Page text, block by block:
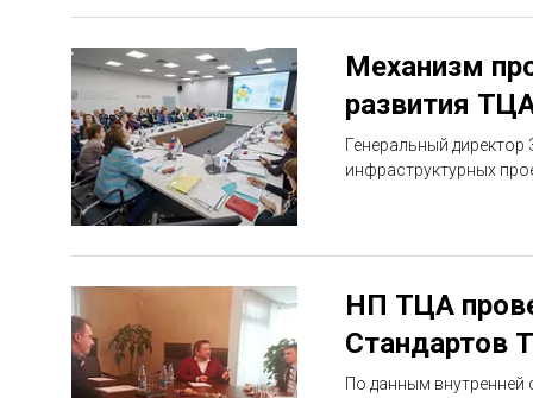
Механизм
развития
Генеральный
инфраструктурных
НП ТЦА
Стандартов
По данным